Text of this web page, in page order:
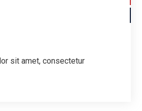
sit amet, consectetur